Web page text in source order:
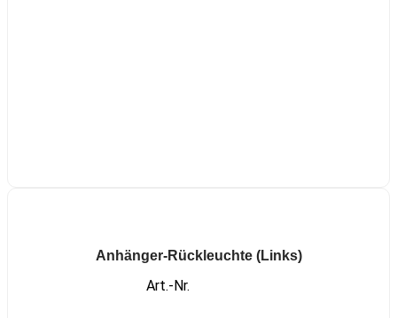
Anhänger-Rückleuchte (Links)
Art.-Nr.